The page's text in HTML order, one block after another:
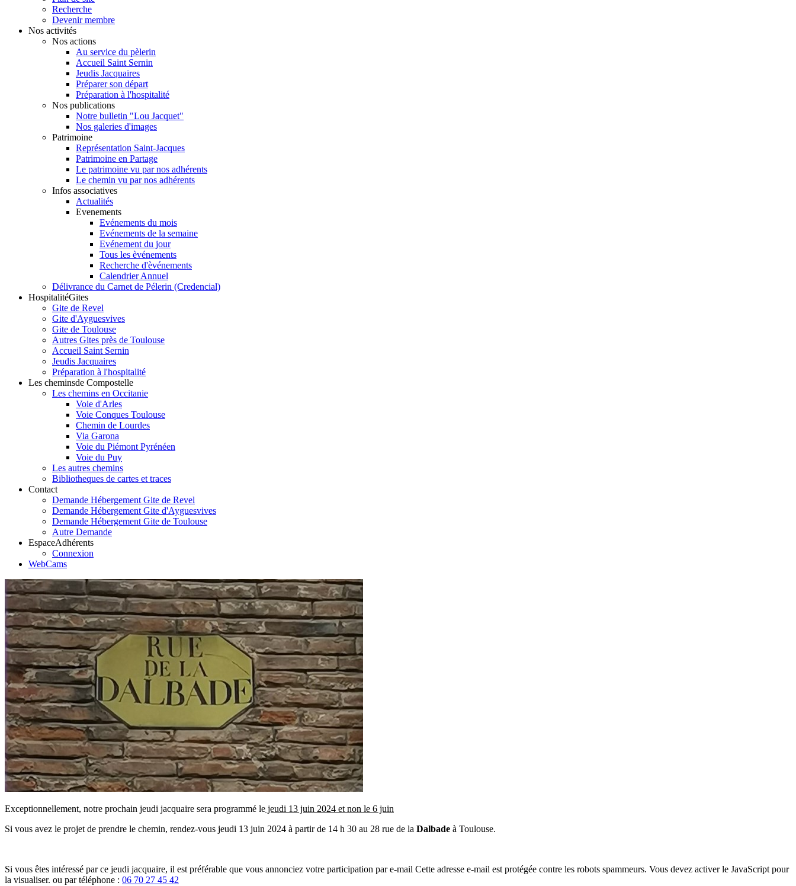
Recherche
Devenir membre
Nos activités
Nos actions
Au service du pèlerin
Accueil Saint Sernin
Jeudis Jacquaires
Préparer son départ
Préparation à l'hospitalité
Nos publications
Notre bulletin "Lou Jacquet"
Nos galeries d'images
Patrimoine
Représentation Saint-Jacques
Patrimoine en Partage
Le patrimoine vu par nos adhérents
Le chemin vu par nos adhérents
Infos associatives
Actualités
Evenements
Evénements du mois
Evénements de la semaine
Evénement du jour
Tous les èvénements
Recherche d'èvénements
Calendrier Annuel
Délivrance du Carnet de Pélerin (Credencial)
HospitalitéGites
Gite de Revel
Gite d'Ayguesvives
Gite de Toulouse
Autres Gites près de Toulouse
Accueil Saint Sernin
Jeudis Jacquaires
Préparation à l'hospitalité
Les cheminsde Compostelle
Les chemins en Occitanie
Voie d'Arles
Voie Conques Toulouse
Chemin de Lourdes
Via Garona
Voie du Piémont Pyrénéen
Voie du Puy
Les autres chemins
Bibliotheques de cartes et traces
Contact
Demande Hébergement Gite de Revel
Demande Hébergement Gite d'Ayguesvives
Demande Hébergement Gite de Toulouse
Autre Demande
EspaceAdhérents
Connexion
WebCams
Exceptionnellement, notre prochain jeudi jacquaire sera programmé le jeudi 13 juin 2024 et non le 6 juin
Si vous avez le projet de prendre le chemin, rendez-vous jeudi 13 juin 2024 à partir de 14 h 30 au 28 rue de la Dalbade à Toulouse.
Si vous êtes intéressé par ce jeudi jacquaire, il est préférable que vous annonciez votre participation par e-mail Cette adresse e-mail est protégée contre les robots spammeurs. Vous devez activer le JavaScript pour
la visualiser. ou par téléphone : 06 70 27 45 42